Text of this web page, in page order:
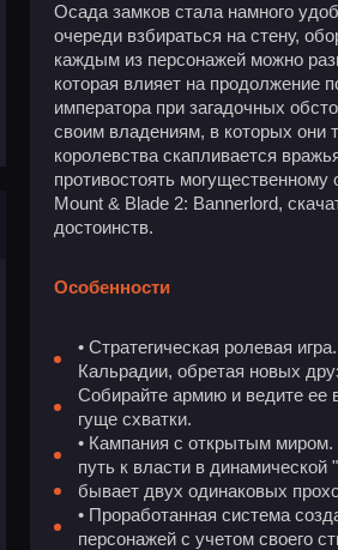
Осада замков стала намного
очереди взбираться на стену,
каждым из персонажей можно
которая влияет на продолжение
императора при загадочных
своим владениям, в которых они
королевства скапливается
противостоять
Mount & Blade 2: Bannerlord,
достоинств.
Особенности
• Стратегическая ролевая
Кальрадии, обретая новых
Собирайте армию и ведите ее
гуще схватки.
• Кампания с открытым миром.
путь к власти в динамической
бывает двух одинаковых
• Проработанная система
персонажей с учетом своего